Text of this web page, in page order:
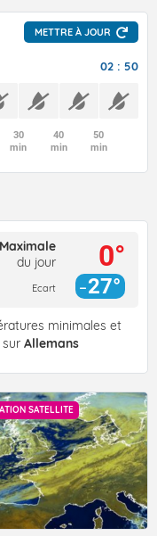
METTRE À JOUR
02 : 50
30
min
40
min
50
min
Maximale
du jour
Ecart
0°
27°
minimales et
sur Allemans
SATELLITE